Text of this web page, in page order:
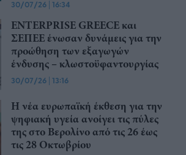
30/07/26 | 16:34
ENTERPRISE GREECE και
ΣΕΠΕΕ ένωσαν δυνάμεις για την
προώθηση των εξαγωγών
ένδυσης – κλωστοϋφαντουργίας
30/07/26 | 13:16
Η νέα ευρωπαϊκή έκθεση για την
ψηφιακή υγεία ανοίγει τις πύλες
της στο Βερολίνο από τις 26 έως
τις 28 Οκτωβρίου